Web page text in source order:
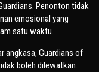
Penonton tidak
emosional yang
satu waktu.
angkasa, Guardians of
boleh dilewatkan.